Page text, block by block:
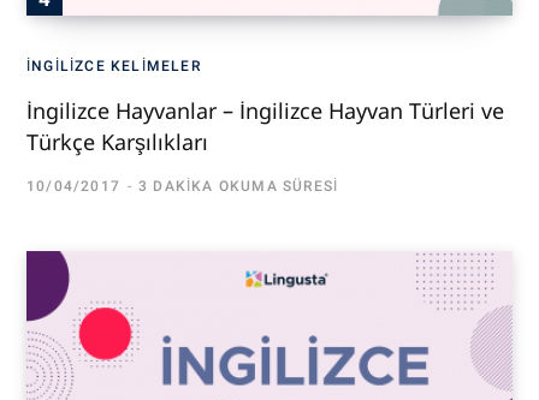
İNGILIZCE KELIMELER
İngilizce Hayvanlar – İngilizce Hayvan Türleri ve
Türkçe Karşılıkları
10/04/2017 3 DAKIKA OKUMA SÜRESI